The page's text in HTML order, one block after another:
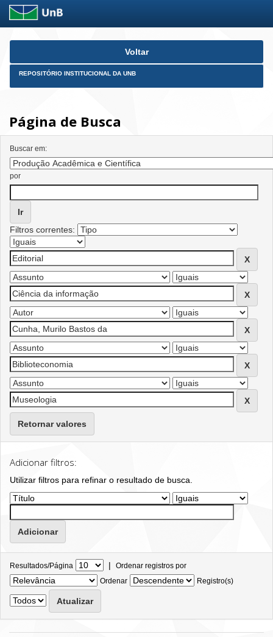
Skip
Voltar
REPOSITÓRIO INSTITUCIONAL DA UNB
Página de Busca
Buscar em:
por
Filtros correntes:
Retornar valores
Adicionar filtros:
Utilizar filtros para refinar o resultado de busca.
Resultados/Página | Ordenar registros por
Ordenar
Registro(s)